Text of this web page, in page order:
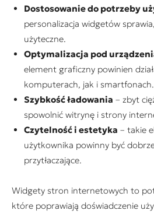
Dostosowanie do potrzeby
personalizacja widgetów
użyteczne.
Optymalizacja pod
element graficzny powinien
komputerach, jak i smartfonach.
Szybkość ładowania – zbyt
spowolnić witrynę i strony
Czytelność i estetyka – takie
użytkownika powinny być
przytłaczające.
Widgety stron internetowych to
które poprawiają doświadczenie